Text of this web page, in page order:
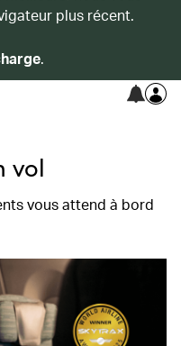
plus récent.
.
vol
vous attend à bord